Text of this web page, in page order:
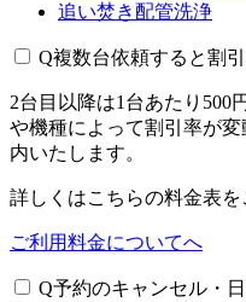
追い焚き配管洗浄
Q複数台依頼すると割
2台目以降は1台あたり500
や機種によって割引率が
内いたします。
詳しくはこちらの料金表を
ご利用料金についてへ
Q予約のキャンセル・